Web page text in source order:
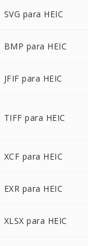
SVG para HEIC
BMP para HEIC
JFIF para HEIC
TIFF para HEIC
XCF para HEIC
EXR para HEIC
XLSX para HEIC